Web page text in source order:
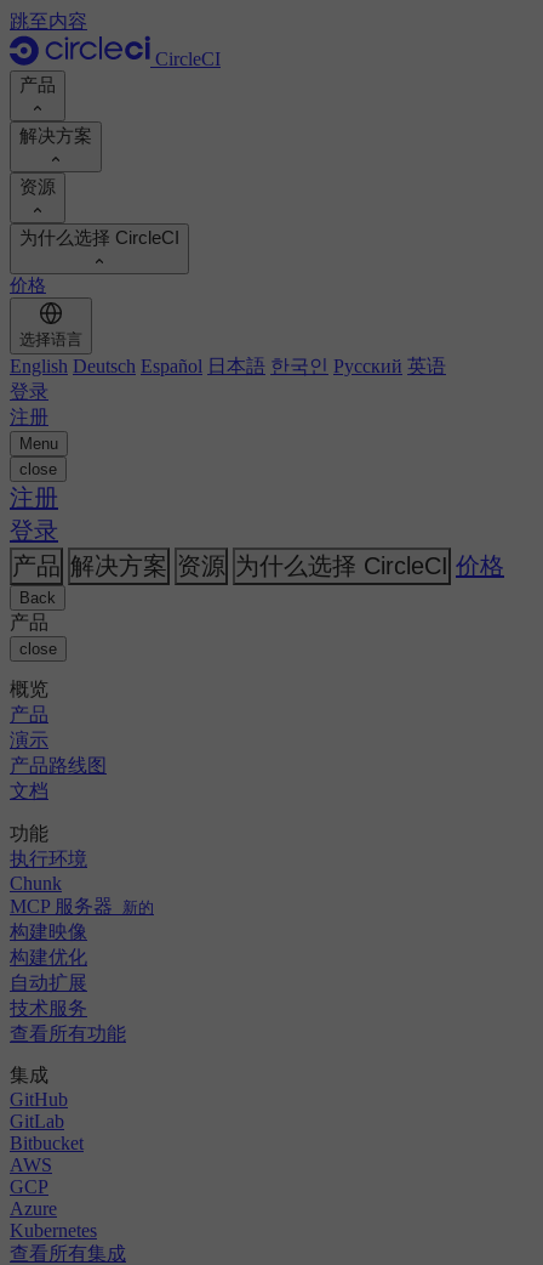
跳至内容
CircleCI
产品
产品
演示
产品路线图
执行环境
Chunk
MCP 服务器
构建映像
构建优化
自动扩展
技术服务
GitHub
GitLab
Bitbucket
AWS
GCP
Azure
Kubernetes
解决方案
开发人员
平台工程师
安全工程师
工程经理
业务领导
AI 代理
自动化
持续集成
移动应用
人工智能
发布编排
安全与合规
企业
中小企业
初创公司
资源
文档
支持门户
Orbs 注册表
图像注册表
客户案例
报告和指南
播客
博客
主题
变更日志
活动
开源
为什么选择 CircleCI
计算投资回报率
计算投资回报率
对标您的团队
查看客户成功案例
CircleCI 与 GitHub Actions
CircleCI 与 Harness
CircleCI 与 Buildkite
CircleCI 与 Jenkins
CircleCI 与 Bitrise
职业机会
合作伙伴
新闻中心
价格
选择语言
English Deutsch Español 日本語 한국인 Русский 英语
登录
注册
Menu
close
注册
登录
产品 解决方案 资源 为什么选择 CircleCI 价格
Back
产品
close
概览
产品
演示
产品路线图
文档
功能
执行环境
Chunk
MCP 服务器
新的
构建映像
构建优化
自动扩展
技术服务
查看所有功能
集成
GitHub
GitLab
Bitbucket
AWS
GCP
Azure
Kubernetes
查看所有集成